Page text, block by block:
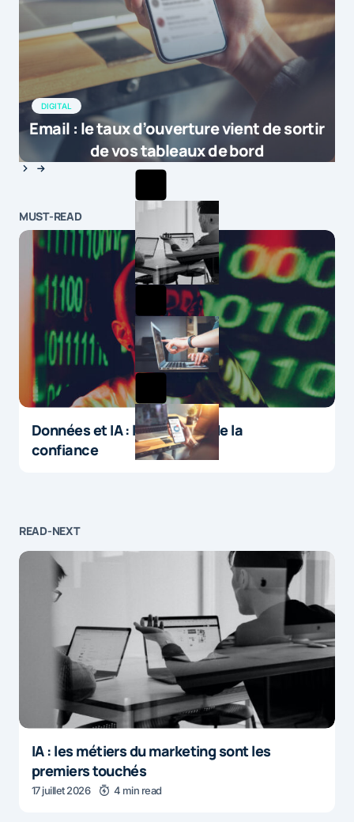
DIGITAL
Email : le taux d’ouverture vient de sortir
de vos tableaux de bord
MUST-READ
Données et IA : le paradoxe de la
confiance
READ-NEXT
IA : les métiers du marketing sont les
premiers touchés
17 juillet 2026 4 min read